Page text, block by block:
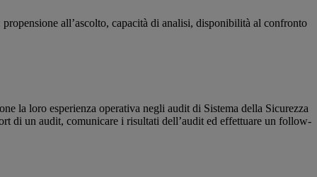
all’ascolto, capacità di analisi, disponibilità al confronto
la loro esperienza operativa negli audit di Sistema della Sicurezza
di un audit, comunicare i risultati dell’audit ed effettuare un follow-